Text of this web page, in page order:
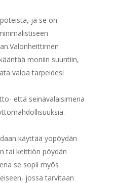
ja se on
moniin suuntiin,
valoa tarpeidesi
että seinävalaisimena
käyttää yöpöydän
tai keittiön pöydän
se sopii myös
jossa tarvitaan